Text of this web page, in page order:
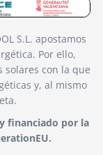
S.L. apostamos
Por ello,
solares con la que
y, al mismo
financiado por la